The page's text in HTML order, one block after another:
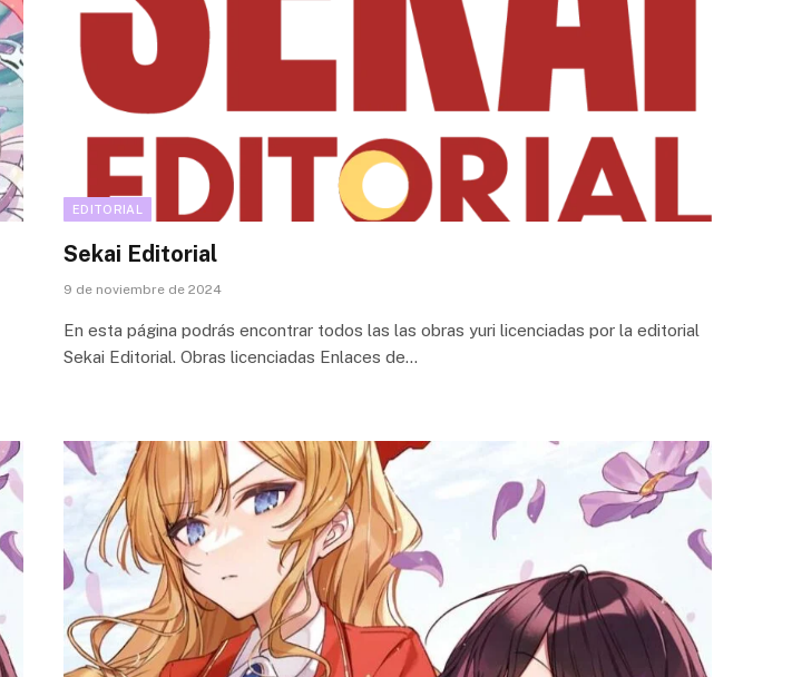
EDITORIAL
Sekai Editorial
9 de noviembre de 2024
En esta página podrás encontrar todos las las obras yuri licenciadas por la editorial
Sekai Editorial. Obras licenciadas Enlaces de…